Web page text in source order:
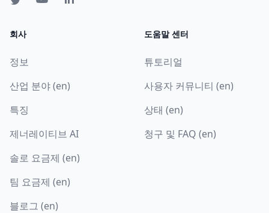
회사
정보
산업 분야 (en)
특징
제너레이티브 AI
솔로 요금제 (en)
팀 요금제 (en)
블로그 (en)
도움말 센터
튜토리얼
사용자 커뮤니티 (en)
상태 (en)
청구 및 FAQ (en)